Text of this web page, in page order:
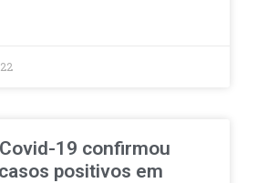
19 confirmou
positivos em